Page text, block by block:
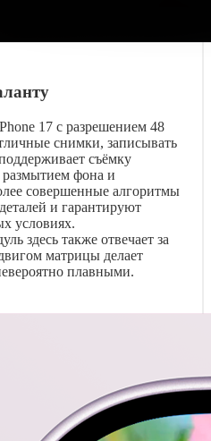
17 с разрешением 48
снимки, записывать
съёмку
размытием фона и
совершенные алгоритмы
и гарантируют
условиях.
здесь также отвечает за
матрицы делает
плавными.